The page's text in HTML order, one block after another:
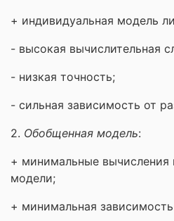
+ индивидуальная модель
- высокая вычислительная
- низкая точность;
- сильная зависимость от
2. Обобщенная модель:
+ минимальные вычисления
модели;
+ минимальная